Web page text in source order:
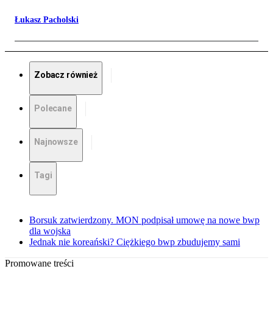
Łukasz Pacholski
Zobacz również
Polecane
Najnowsze
Tagi
Borsuk zatwierdzony. MON podpisał umowę na nowe bwp
dla wojska
Jednak nie koreański? Ciężkiego bwp zbudujemy sami
Promowane treści